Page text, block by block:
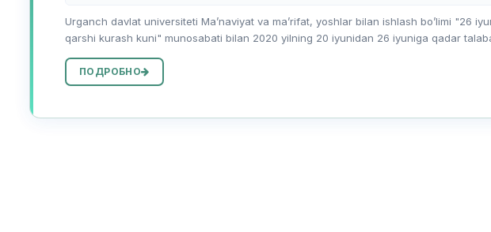
Urganch davlat universiteti Maʼnaviyat va maʼrifat, yoshlar bilan ishlash boʼlimi "26
qarshi kurash kuni" munosabati bilan 2020 yilning 20 iyunidan 26 iyuniga qadar
ПОДРОБНО